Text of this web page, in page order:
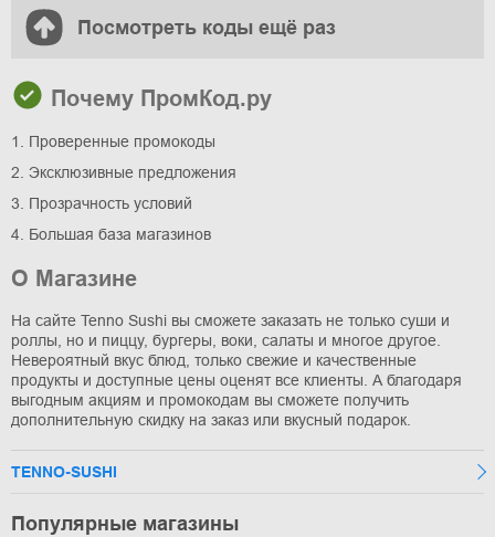
Посмотреть коды ещё раз
Почему ПромКод.ру
1. Проверенные промокоды
2. Эксклюзивные предложения
3. Прозрачность условий
4. Большая база магазинов
О Магазине
На сайте Tenno Sushi вы сможете заказать не только суши и
роллы, но и пиццу, бургеры, воки, салаты и многое другое.
Невероятный вкус блюд, только свежие и качественные
продукты и доступные цены оценят все клиенты. А благодаря
выгодным акциям и промокодам вы сможете получить
дополнительную скидку на заказ или вкусный подарок.
TENNO-SUSHI
Популярные магазины